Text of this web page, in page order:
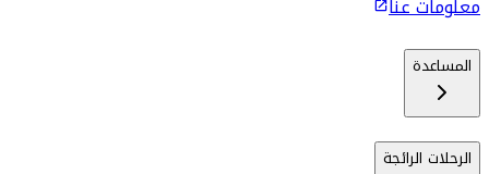
معلومات عنا
المساعدة
الرحلات الرائجة